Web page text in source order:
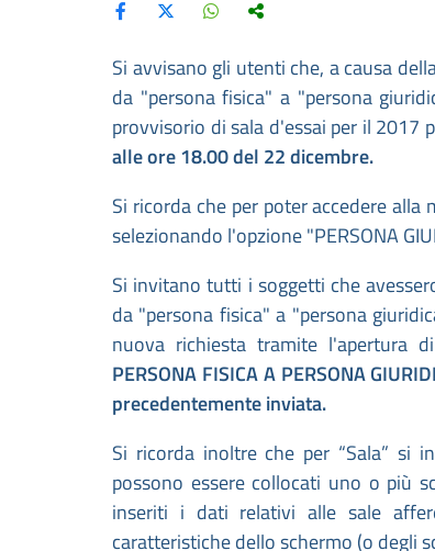
Si avvisano gli utenti che, a causa
da "persona fisica" a "persona
provvisorio di sala d'essai per il 2017
alle ore 18.00 del 22 dicembre.
Si ricorda che per poter accedere
selezionando l'opzione "PERSONA
Si invitano tutti i soggetti che
da "persona fisica" a "persona
nuova richiesta tramite l'apertura
PERSONA FISICA A PERSONA
precedentemente inviata.
Si ricorda inoltre che per “Sala” si
possono essere collocati uno o più
inseriti i dati relativi alle sale
caratteristiche dello schermo (o degli